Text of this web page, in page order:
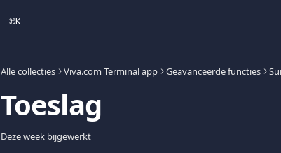
⌘K
Alle collecties Viva.com Terminal app Geavanceerde functies
Toeslag
Deze week bijgewerkt